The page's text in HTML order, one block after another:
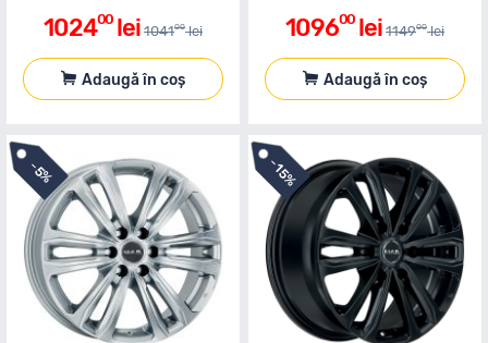
102400 lei 104100 lei
Adaugă în coș
109600 lei 114900 lei
Adaugă în coș
-
5%
-15%